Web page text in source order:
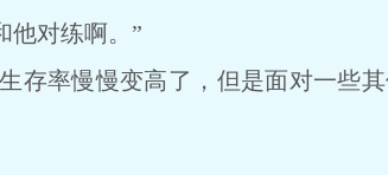
对练啊。”
率慢慢变高了，但是面对一些其